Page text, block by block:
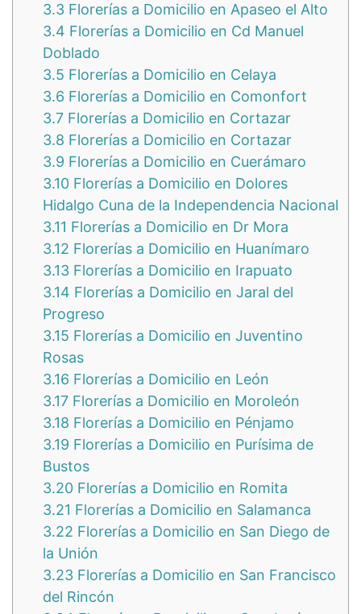
3.3 Florerías a Domicilio en Apaseo el Alto
3.4 Florerías a Domicilio en Cd Manuel
Doblado
3.5 Florerías a Domicilio en Celaya
3.6 Florerías a Domicilio en Comonfort
3.7 Florerías a Domicilio en Cortazar
3.8 Florerías a Domicilio en Cortazar
3.9 Florerías a Domicilio en Cuerámaro
3.10 Florerías a Domicilio en Dolores
Hidalgo Cuna de la Independencia Nacional
3.11 Florerías a Domicilio en Dr Mora
3.12 Florerías a Domicilio en Huanímaro
3.13 Florerías a Domicilio en Irapuato
3.14 Florerías a Domicilio en Jaral del
Progreso
3.15 Florerías a Domicilio en Juventino
Rosas
3.16 Florerías a Domicilio en León
3.17 Florerías a Domicilio en Moroleón
3.18 Florerías a Domicilio en Pénjamo
3.19 Florerías a Domicilio en Purísima de
Bustos
3.20 Florerías a Domicilio en Romita
3.21 Florerías a Domicilio en Salamanca
3.22 Florerías a Domicilio en San Diego de
la Unión
3.23 Florerías a Domicilio en San Francisco
del Rincón